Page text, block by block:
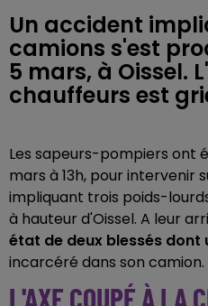
Un accident
camions s'est
5 mars, à Oissel.
chauffeurs est
Les sapeurs-pompiers ont
mars à 13h, pour intervenir
impliquant trois poids-
à hauteur d'Oissel. A leur
état de deux blessés dont
incarcéré dans son camion.
L'AXE COUPÉ À LA